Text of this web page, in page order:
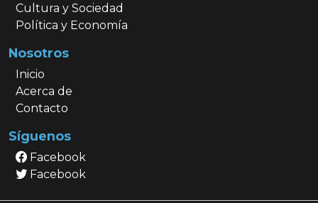
Cultura y Sociedad
Política y Economía
Nosotros
Inicio
Acerca de
Contacto
Síguenos
Facebook
Facebook